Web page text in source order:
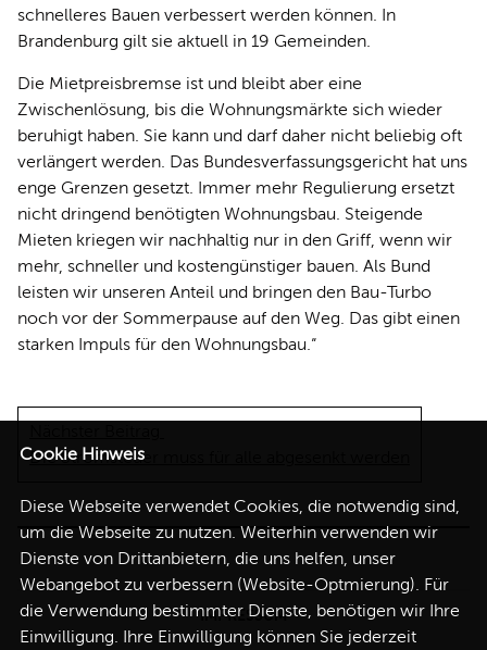
schnelleres Bauen verbessert werden können. In
Brandenburg gilt sie aktuell in 19 Gemeinden.
Die Mietpreisbremse ist und bleibt aber eine
Zwischenlösung, bis die Wohnungsmärkte sich wieder
beruhigt haben. Sie kann und darf daher nicht beliebig oft
verlängert werden. Das Bundesverfassungsgericht hat uns
enge Grenzen gesetzt. Immer mehr Regulierung ersetzt
nicht dringend benötigten Wohnungsbau. Steigende
Mieten kriegen wir nachhaltig nur in den Griff, wenn wir
mehr, schneller und kostengünstiger bauen. Als Bund
leisten wir unseren Anteil und bringen den Bau-Turbo
noch vor der Sommerpause auf den Weg. Das gibt einen
starken Impuls für den Wohnungsbau.“
Die Stromsteuer muss für alle abgesenkt werden
IMPRESSUM
Cookie Hinweis
Diese Webseite verwendet Cookies, die notwendig sind,
um die Webseite zu nutzen. Weiterhin verwenden wir
Dienste von Drittanbietern, die uns helfen, unser
Webangebot zu verbessern (Website-Optmierung). Für
die Verwendung bestimmter Dienste, benötigen wir Ihre
Einwilligung. Ihre Einwilligung können Sie jederzeit